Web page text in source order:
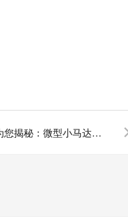
深圳微电机厂家为您揭秘：微型小马达运转的影响因素有哪些？